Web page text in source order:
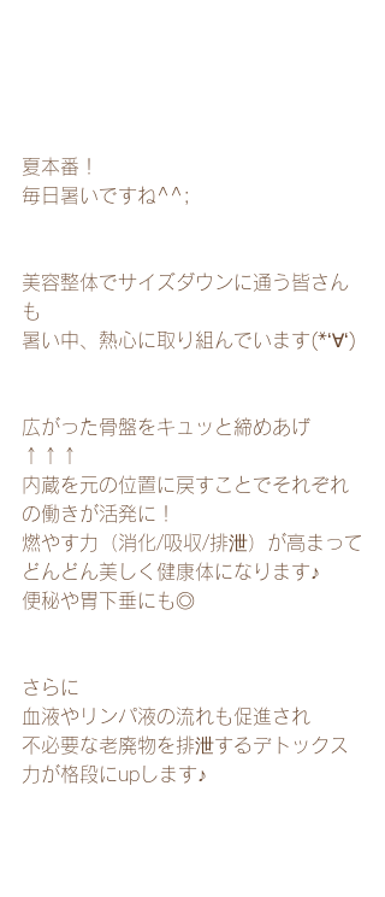
夏本番！
毎日暑いですね^^;
美容整体でサイズダウンに通う皆さん
も
暑い中、熱心に取り組んでいます(*‘∀‘)
広がった骨盤をキュッと締めあげ
↑↑↑
内蔵を元の位置に戻すことでそれぞれ
の働きが活発に！
燃やす力（消化/吸収/排泄）が高まって
どんどん美しく健康体になります♪
便秘や胃下垂にも◎
さらに
血液やリンパ液の流れも促進され
不必要な老廃物を排泄するデトックス
力が格段にupします♪